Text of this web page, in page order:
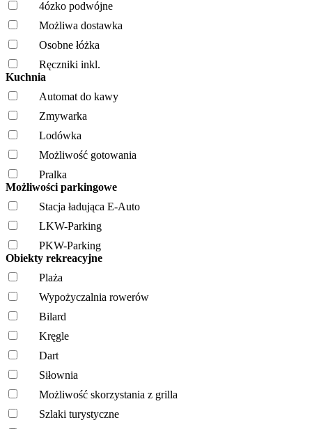
4ózko podwójne
Możliwa dostawka
Osobne łóżka
Ręczniki inkl.
Kuchnia
Automat do kawy
Zmywarka
Lodówka
Możliwość gotowania
Pralka
Możliwości parkingowe
Stacja ładująca E-Auto
LKW-Parking
PKW-Parking
Obiekty rekreacyjne
Plaża
Wypożyczalnia rowerów
Bilard
Kręgle
Dart
Siłownia
Możliwość skorzystania z grilla
Szlaki turystyczne